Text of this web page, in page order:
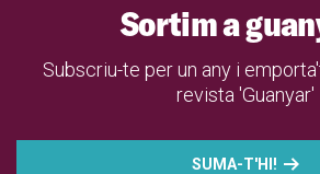
Sortim a
Subscriu-te per un any i
revista 'Guanyar'
SUMA-T'HI!